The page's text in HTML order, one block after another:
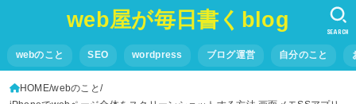
web屋が毎日書くblog
webのこと SEO wordpress ブログ運営 自分のこと
SEARCH
HOME webのこと